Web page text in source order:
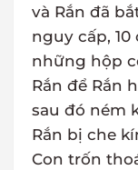
và Rắn đã
nguy cấp,
những hộp
Rắn để Rắn
sau đó ném
Rắn bị che
Con trốn